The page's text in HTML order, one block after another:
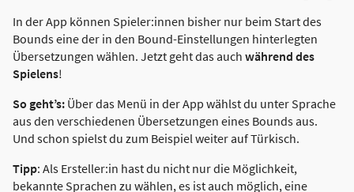
In der App können Spieler:innen bisher nur beim Start des
Bounds eine der in den Bound-Einstellungen hinterlegten
Übersetzungen wählen. Jetzt geht das auch während des
Spielens!
So geht’s: Über das Menü in der App wählst du unter Sprache
aus den verschiedenen Übersetzungen eines Bounds aus.
Und schon spielst du zum Beispiel weiter auf Türkisch.
Tipp: Als Ersteller:in hast du nicht nur die Möglichkeit,
bekannte Sprachen zu wählen, es ist auch möglich, eine